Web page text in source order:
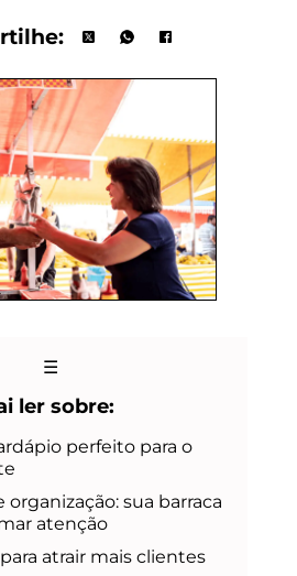
☰
ler sobre:
perfeito para o
organização: sua barraca
atenção
atrair mais clientes